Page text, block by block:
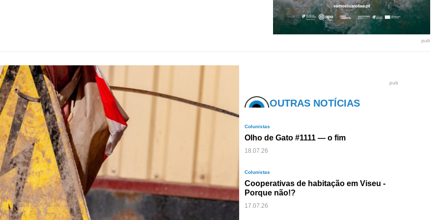
pub
pub
OUTRAS NOTÍCIAS
Colunistas
Olho de Gato #1111 — o fim
18.07.26
Colunistas
Cooperativas de habitação em Viseu -
Porque não!?
17.07.26